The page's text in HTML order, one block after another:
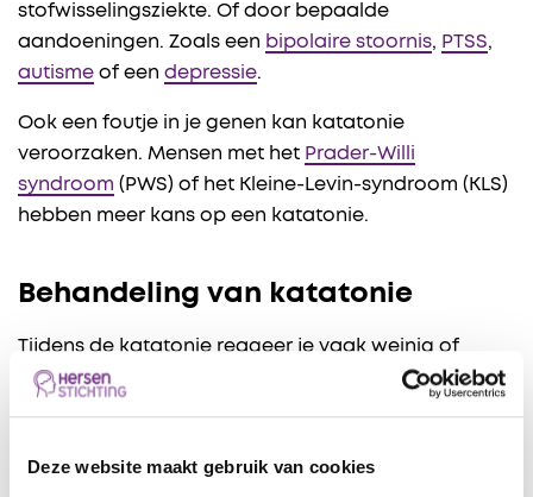
Deze website maakt gebruik van cookies
stofwisselingsziekte. Of door bepaalde
aandoeningen. Zoals een bipolaire stoornis, PTSS,
autisme of een depressie.
Ook een foutje in je genen kan katatonie
veroorzaken. Mensen met het Prader-Willi
syndroom (PWS) of het Kleine-Levin-syndroom (KLS)
hebben meer kans op een katatonie.
Behandeling van katatonie
Tijdens de katatonie reageer je vaak weinig of
helemaal niet op de omgeving. Soms heb je een
eten geven.